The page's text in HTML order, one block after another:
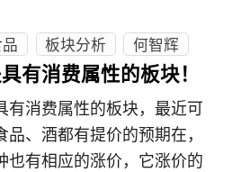
板块分析
何智辉
有消费属性的板块！
有消费属性的板块，最近可
、酒都有提价的预期在，
也有相应的涨价，它涨价的